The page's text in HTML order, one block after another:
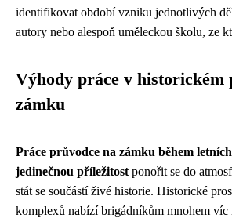
identifikovat období vzniku jednotlivých
autory nebo alespoň uměleckou školu, ze
Výhody práce v historickém
zámku
Práce průvodce na zámku během
jedinečnou příležitost ponořit se do
stát se součástí živé historie. Historické
komplexů nabízí brigádníkům mnohem víc